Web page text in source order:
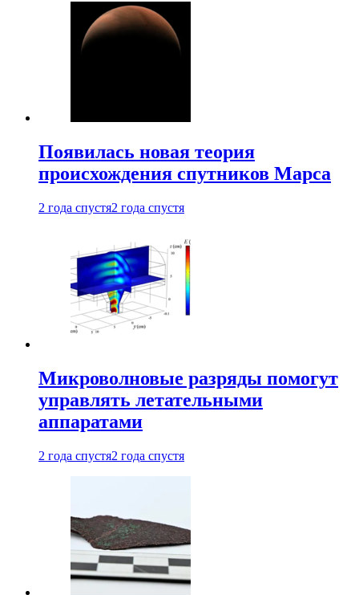
Появилась новая теория
происхождения спутников Марса
2 года спустя2 года спустя
Микроволновые разряды помогут
управлять летательными
аппаратами
2 года спустя2 года спустя